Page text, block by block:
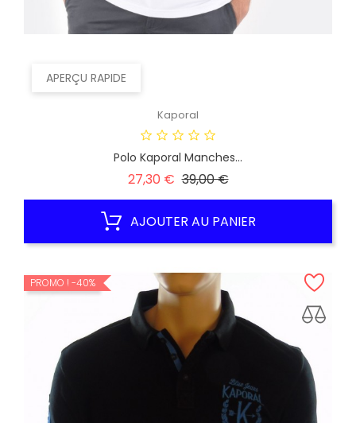
APERÇU RAPIDE
Kaporal
Polo Kaporal Manches...
27,30 € Prix
39,00 €Prix
AJOUTER AU PANIER
PROMO ! -40%